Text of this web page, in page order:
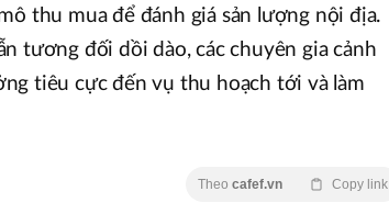
thu mua để đánh giá sản lượng nội địa.
tương đối dồi dào, các chuyên gia cảnh
tiêu cực đến vụ thu hoạch tới và làm
Theo cafef.vn Copy link